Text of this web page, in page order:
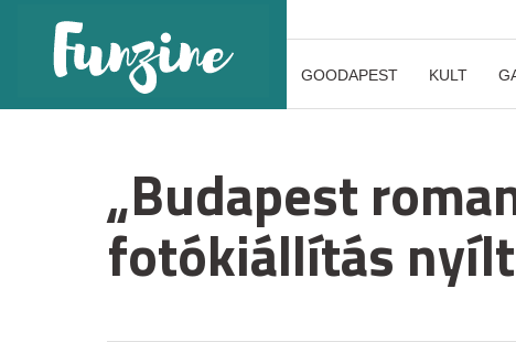
GOODAPEST KULT
„Budapest
fotókiállítás